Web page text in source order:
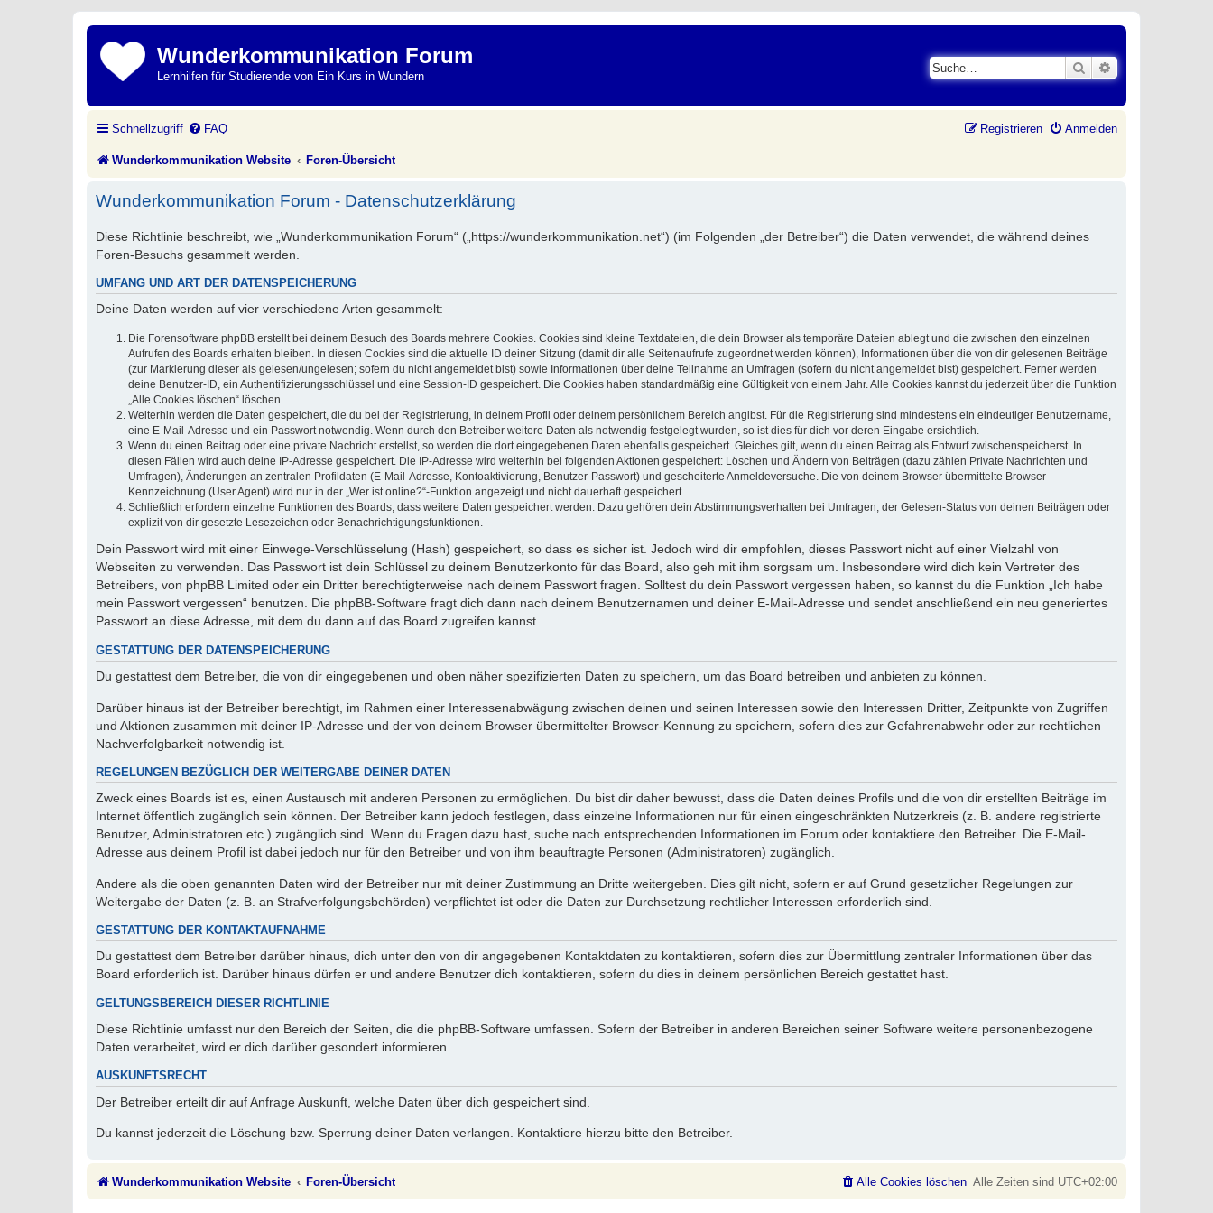
Wunderkommunikation Forum
Lernhilfen für Studierende von Ein Kurs in Wundern
Suche
Schnellzugriff FAQ Anmelden
Registrieren
Wunderkommunikation Website Foren-Übersicht
Wunderkommunikation Forum - Datenschutzerklärung
Diese Richtlinie beschreibt, wie „Wunderkommunikation Forum“ („https://wunderkommunikation.net“) (im Folgenden „der Betreiber“) die Daten verwendet, die während deines
Foren-Besuchs gesammelt werden.
UMFANG UND ART DER DATENSPEICHERUNG
Deine Daten werden auf vier verschiedene Arten gesammelt:
Die Forensoftware phpBB erstellt bei deinem Besuch des Boards mehrere Cookies. Cookies sind kleine Textdateien, die dein Browser als temporäre Dateien ablegt und die zwischen den einzelnen
Aufrufen des Boards erhalten bleiben. In diesen Cookies sind die aktuelle ID deiner Sitzung (damit dir alle Seitenaufrufe zugeordnet werden können), Informationen über die von dir gelesenen Beiträge
(zur Markierung dieser als gelesen/ungelesen; sofern du nicht angemeldet bist) sowie Informationen über deine Teilnahme an Umfragen (sofern du nicht angemeldet bist) gespeichert. Ferner werden
deine Benutzer-ID, ein Authentifizierungsschlüssel und eine Session-ID gespeichert. Die Cookies haben standardmäßig eine Gültigkeit von einem Jahr. Alle Cookies kannst du jederzeit über die Funktion
„Alle Cookies löschen“ löschen.
Weiterhin werden die Daten gespeichert, die du bei der Registrierung, in deinem Profil oder deinem persönlichem Bereich angibst. Für die Registrierung sind mindestens ein eindeutiger Benutzername,
eine E-Mail-Adresse und ein Passwort notwendig. Wenn durch den Betreiber weitere Daten als notwendig festgelegt wurden, so ist dies für dich vor deren Eingabe ersichtlich.
Wenn du einen Beitrag oder eine private Nachricht erstellst, so werden die dort eingegebenen Daten ebenfalls gespeichert. Gleiches gilt, wenn du einen Beitrag als Entwurf zwischenspeicherst. In
diesen Fällen wird auch deine IP-Adresse gespeichert. Die IP-Adresse wird weiterhin bei folgenden Aktionen gespeichert: Löschen und Ändern von Beiträgen (dazu zählen Private Nachrichten und
Umfragen), Änderungen an zentralen Profildaten (E-Mail-Adresse, Kontoaktivierung, Benutzer-Passwort) und gescheiterte Anmeldeversuche. Die von deinem Browser übermittelte Browser-
Kennzeichnung (User Agent) wird nur in der „Wer ist online?“-Funktion angezeigt und nicht dauerhaft gespeichert.
Schließlich erfordern einzelne Funktionen des Boards, dass weitere Daten gespeichert werden. Dazu gehören dein Abstimmungsverhalten bei Umfragen, der Gelesen-Status von deinen Beiträgen oder
explizit von dir gesetzte Lesezeichen oder Benachrichtigungsfunktionen.
Dein Passwort wird mit einer Einwege-Verschlüsselung (Hash) gespeichert, so dass es sicher ist. Jedoch wird dir empfohlen, dieses Passwort nicht auf einer Vielzahl von
Webseiten zu verwenden. Das Passwort ist dein Schlüssel zu deinem Benutzerkonto für das Board, also geh mit ihm sorgsam um. Insbesondere wird dich kein Vertreter des
Betreibers, von phpBB Limited oder ein Dritter berechtigterweise nach deinem Passwort fragen. Solltest du dein Passwort vergessen haben, so kannst du die Funktion „Ich habe
mein Passwort vergessen“ benutzen. Die phpBB-Software fragt dich dann nach deinem Benutzernamen und deiner E-Mail-Adresse und sendet anschließend ein neu generiertes
Passwort an diese Adresse, mit dem du dann auf das Board zugreifen kannst.
GESTATTUNG DER DATENSPEICHERUNG
Du gestattest dem Betreiber, die von dir eingegebenen und oben näher spezifizierten Daten zu speichern, um das Board betreiben und anbieten zu können.
Darüber hinaus ist der Betreiber berechtigt, im Rahmen einer Interessenabwägung zwischen deinen und seinen Interessen sowie den Interessen Dritter, Zeitpunkte von Zugriffen
und Aktionen zusammen mit deiner IP-Adresse und der von deinem Browser übermittelter Browser-Kennung zu speichern, sofern dies zur Gefahrenabwehr oder zur rechtlichen
Nachverfolgbarkeit notwendig ist.
REGELUNGEN BEZÜGLICH DER WEITERGABE DEINER DATEN
Zweck eines Boards ist es, einen Austausch mit anderen Personen zu ermöglichen. Du bist dir daher bewusst, dass die Daten deines Profils und die von dir erstellten Beiträge im
Internet öffentlich zugänglich sein können. Der Betreiber kann jedoch festlegen, dass einzelne Informationen nur für einen eingeschränkten Nutzerkreis (z. B. andere registrierte
Benutzer, Administratoren etc.) zugänglich sind. Wenn du Fragen dazu hast, suche nach entsprechenden Informationen im Forum oder kontaktiere den Betreiber. Die E-Mail-
Adresse aus deinem Profil ist dabei jedoch nur für den Betreiber und von ihm beauftragte Personen (Administratoren) zugänglich.
Andere als die oben genannten Daten wird der Betreiber nur mit deiner Zustimmung an Dritte weitergeben. Dies gilt nicht, sofern er auf Grund gesetzlicher Regelungen zur
Weitergabe der Daten (z. B. an Strafverfolgungsbehörden) verpflichtet ist oder die Daten zur Durchsetzung rechtlicher Interessen erforderlich sind.
GESTATTUNG DER KONTAKTAUFNAHME
Du gestattest dem Betreiber darüber hinaus, dich unter den von dir angegebenen Kontaktdaten zu kontaktieren, sofern dies zur Übermittlung zentraler Informationen über das
Board erforderlich ist. Darüber hinaus dürfen er und andere Benutzer dich kontaktieren, sofern du dies in deinem persönlichen Bereich gestattet hast.
GELTUNGSBEREICH DIESER RICHTLINIE
Diese Richtlinie umfasst nur den Bereich der Seiten, die die phpBB-Software umfassen. Sofern der Betreiber in anderen Bereichen seiner Software weitere personenbezogene
Daten verarbeitet, wird er dich darüber gesondert informieren.
AUSKUNFTSRECHT
Der Betreiber erteilt dir auf Anfrage Auskunft, welche Daten über dich gespeichert sind.
Du kannst jederzeit die Löschung bzw. Sperrung deiner Daten verlangen. Kontaktiere hierzu bitte den Betreiber.
Wunderkommunikation Website Foren-Übersicht Alle Zeiten sind UTC+02:00
Alle Cookies löschen